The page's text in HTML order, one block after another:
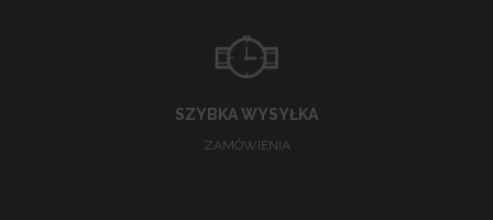
SZYBKA WYSYŁKA
ZAMÓWIENIA